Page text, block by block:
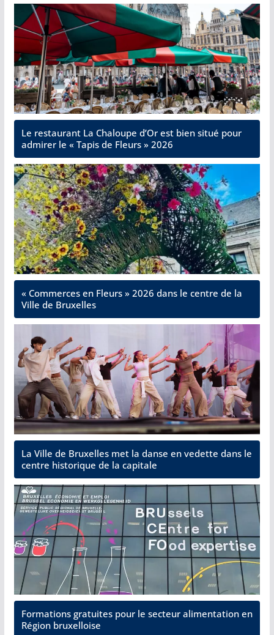
Le restaurant La Chaloupe d’Or est bien situé pour
admirer le « Tapis de Fleurs » 2026
« Commerces en Fleurs » 2026 dans le centre de la
Ville de Bruxelles
La Ville de Bruxelles met la danse en vedette dans le
centre historique de la capitale
Formations gratuites pour le secteur alimentation en
Région bruxelloise